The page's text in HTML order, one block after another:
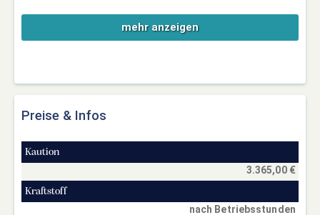
mehr anzeigen
Preise & Infos
Kaution
3.365,00 €
Kraftstoff
nach Betriebsstunden